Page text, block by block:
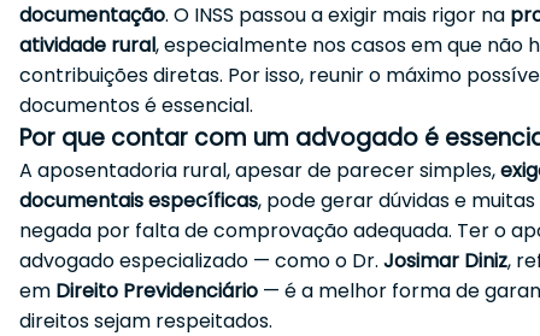
documentação. O INSS passou a exigir mais rigor na
atividade rural, especialmente nos casos em que não
contribuições diretas. Por isso, reunir o máximo
documentos é essencial.
Por que contar com um advogado é
A aposentadoria rural, apesar de parecer simples,
documentais específicas, pode gerar dúvidas e muitas
negada por falta de comprovação adequada. Ter o
advogado especializado — como o Dr. Josimar Diniz,
em Direito Previdenciário — é a melhor forma de
direitos sejam respeitados.